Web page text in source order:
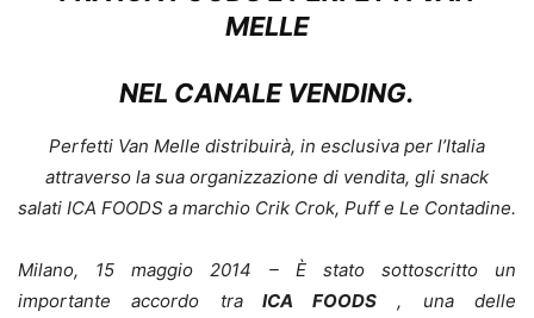
MELLE
NEL CANALE VENDING.
Perfetti Van Melle distribuirà, in esclusiva per l’Italia
attraverso la sua organizzazione di vendita, gli snack
salati ICA FOODS a marchio Crik Crok, Puff e Le Contadine.
Milano, 15 maggio 2014 – È stato sottoscritto un
importante accordo traICA FOODS , una delle